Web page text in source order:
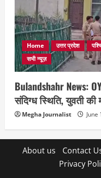
Home उत्तर प्रदेश
सभी न्यूज़
Bulandshahr News:
संदिग्ध स्थिति, युवती
Megha Journalist June
About us Contact
Privacy